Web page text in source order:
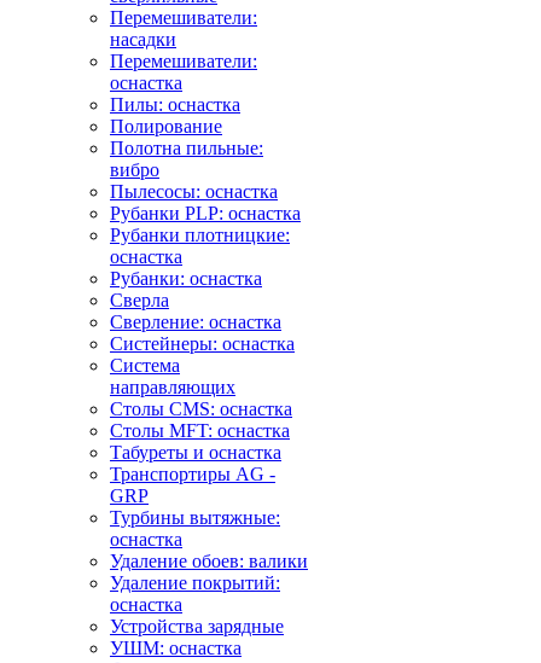
Перемешиватели:
насадки
Перемешиватели:
оснастка
Пилы: оснастка
Полирование
Полотна пильные:
вибро
Пылесосы: оснастка
Рубанки PLP: оснастка
Рубанки плотницкие:
оснастка
Рубанки: оснастка
Сверла
Сверление: оснастка
Систейнеры: оснастка
Система
направляющих
Столы CMS: оснастка
Столы MFT: оснастка
Табуреты и оснастка
Транспортиры AG -
GRP
Турбины вытяжные:
оснастка
Удаление обоев: валики
Удаление покрытий:
оснастка
Устройства зарядные
УШМ: оснастка